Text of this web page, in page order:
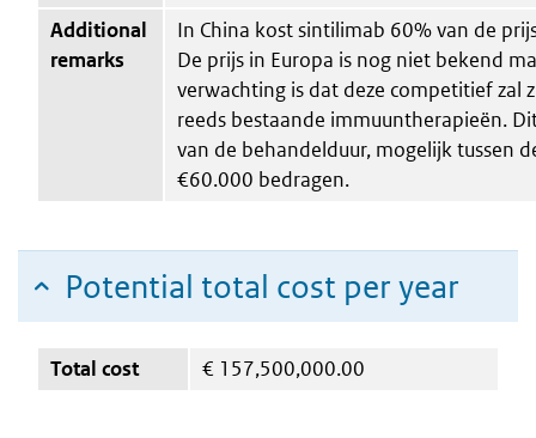
Additional
remarks
In China kost sintilimab 60% van de
De prijs in Europa is nog niet bekend
verwachting is dat deze competitief zal
reeds bestaande immuuntherapieën.
van de behandelduur, mogelijk tussen
€60.000 bedragen.
Potential total cost per year
Total cost € 157,500,000.00